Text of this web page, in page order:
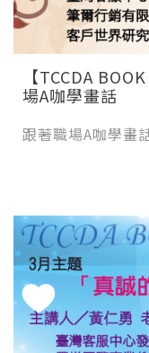
【TCCDA
場A咖學畫話
跟著職場A咖學畫